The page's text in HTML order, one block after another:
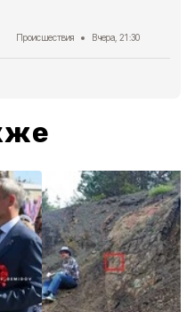
Происшествия Вчера, 21:30